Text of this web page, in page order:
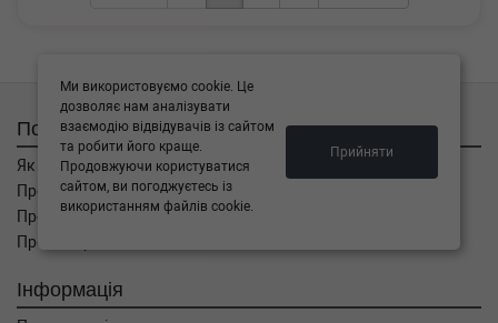
Покупцям
Як замовити
Про оплату
Про доставку
Про повернення
Інформація
Ми використовуємо cookie. Це
дозволяє нам аналізувати
взаємодію відвідувачів із сайтом
та робити його краще.
Продовжуючи користуватися
сайтом, ви погоджуєтесь із
використанням файлів cookie.
Прийняти